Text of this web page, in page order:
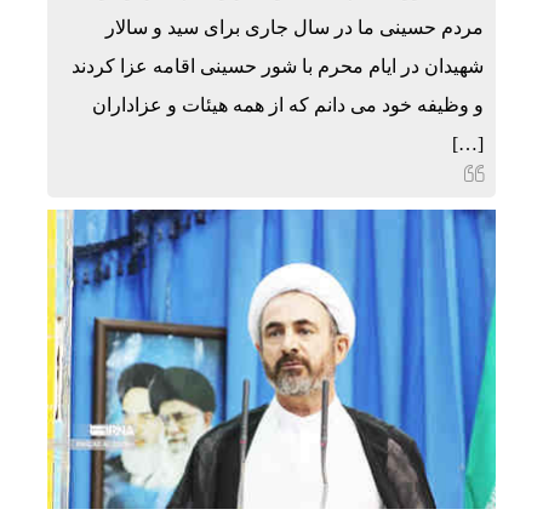
مردم حسینی ما در سال جاری برای سید و سالار
شهیدان در ایام محرم با شور حسینی اقامه عزا کردند
و وظیفه خود می دانم که از همه هیئات و عزاداران
[…]